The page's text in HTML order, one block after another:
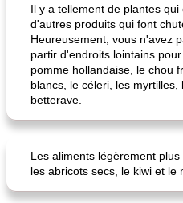
Il y a tellement de plantes
d'autres produits qui font
Heureusement, vous n'avez
partir d'endroits lointains
pomme hollandaise, le chou
blancs, le céleri, les
betterave.
Les aliments légèrement
les abricots secs, le kiwi et le